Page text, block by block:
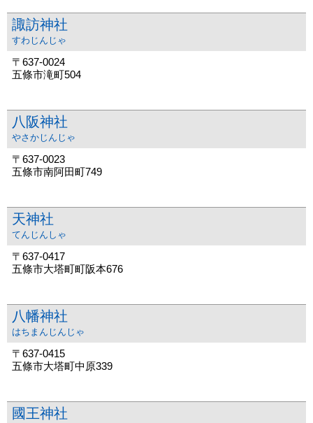
諏訪神社
すわじんじゃ
〒637-0024
五條市滝町504
八阪神社
やさかじんじゃ
〒637-0023
五條市南阿田町749
天神社
てんじんしゃ
〒637-0417
五條市大塔町町阪本676
八幡神社
はちまんじんじゃ
〒637-0415
五條市大塔町中原339
國王神社